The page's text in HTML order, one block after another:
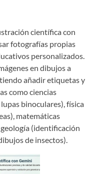
científica con
fotografías propias
personalizados.
en dibujos a
añadir etiquetas y
como ciencias
binoculares), física
matemáticas
(identificación
de insectos).